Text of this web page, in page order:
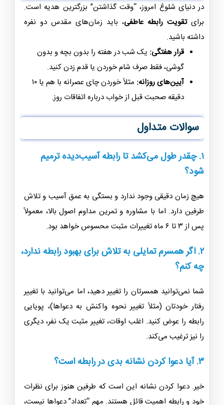
در دنیای شلوغ امروز، “وقت گذاشتن” بزرگترین هدیه است.
برایتقویت رابطه عاطفی، باید زمان‌های مقدس دو نفره
داشته باشید.
قرار هفتگی: یک شب در هفته را بدون بچه و بدون
گوشی، فقط صرف شام خوردن یا قدم زدن کنید.
آیین‌های روزانه:
مثلاً خوردن چای عصرانه با هم یا ۱۰
دقیقه صحبت قبل از خواب درباره اتفاقات روز.
سوالات متداول
۱. چقدر طول می‌کشد تا رابطه آسیب‌دیده ترمیم
شود؟
هیچ زمان دقیقی وجود ندارد و بستگی به عمق آسیب و تلاش
طرفین دارد. اما با مشاوره و تمرین مداوم اصول بالا، معمولاً
پس از ۳ تا ۶ ماه تغییرات مثبت محسوس خواهد بود.
۲. اگر همسرم تمایلی به تلاش برای بهبود رابطه ندارد،
چه کنم؟
شما نمی‌توانید همسرتان را تغییر دهید، اما می‌توانید با تغییر
رفتار خودتان (مثلاً تغییر نحوه واکنش به دعواها)، پویایی
رابطه را عوض کنید. اغلب اوقات، تغییر مثبت یک نفر، دیگری
را نیز ترغیب می‌کند.
۳. آیا دعوا کردن نشانه بدی در رابطه است؟
خیر. دعوا کردن نشانه این است که طرفین هنوز برای نظرات
خود و رابطه اهمیت قائل هستند. مهم “تعداد” دعواها نیست،